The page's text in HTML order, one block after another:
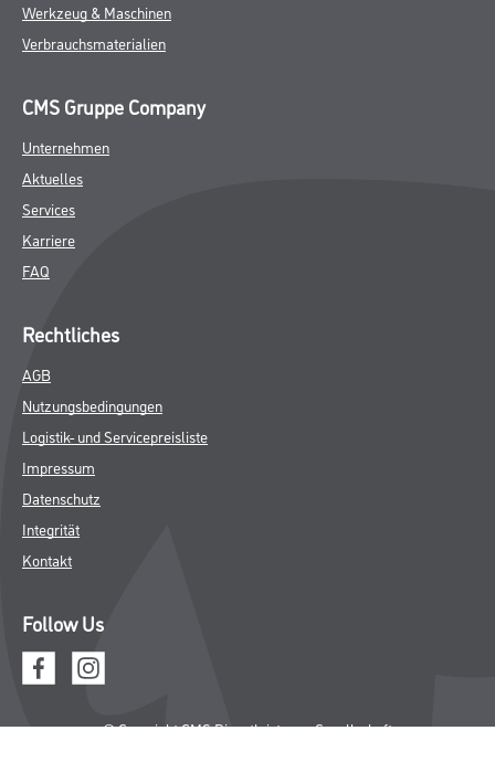
Werkzeug & Maschinen
Verbrauchsmaterialien
CMS Gruppe Company
Unternehmen
Aktuelles
Services
Karriere
FAQ
Rechtliches
AGB
Nutzungsbedingungen
Logistik- und Servicepreisliste
Impressum
Datenschutz
Integrität
Kontakt
Follow Us
© Copyright CMS Dienstleistungs-Gesellschaft